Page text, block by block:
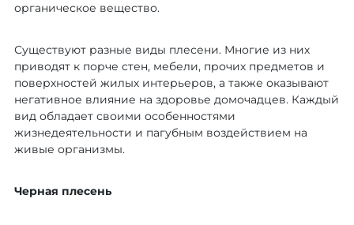
органическое вещество.
Существуют разные виды плесени. Многие из них
приводят к порче стен, мебели, прочих предметов и
поверхностей жилых интерьеров, а также оказывают
негативное влияние на здоровье домочадцев. Каждый
вид обладает своими особенностями
жизнедеятельности и пагубным воздействием на
живые организмы.
Черная плесень